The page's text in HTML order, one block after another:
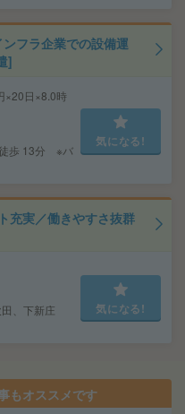
フラ企業での設備運
]
日×8.0時
徒歩 13分 ※バ
気になる!
充実／働きやすさ抜群
、下新庄
気になる!
もオススメです